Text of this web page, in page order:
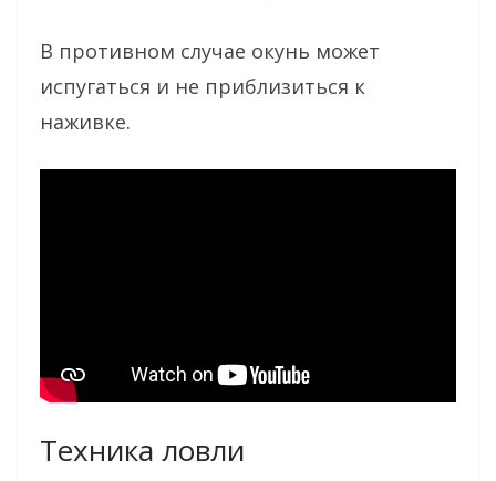
В противном случае окунь может
испугаться и не приблизиться к
наживке.
Техника ловли